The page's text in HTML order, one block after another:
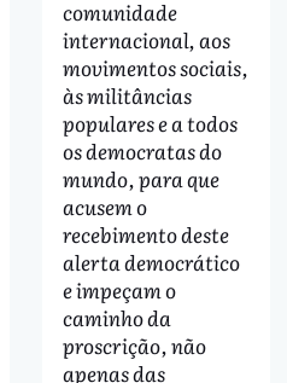
comunidade
internacional, aos
movimentos sociais,
às militâncias
populares e a todos
os democratas do
mundo, para que
acusem o
recebimento deste
alerta democrático
e impeçam o
caminho da
proscrição, não
apenas das